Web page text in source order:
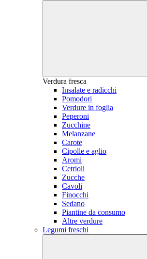
Verdura fresca
Insalate e radicchi
Pomodori
Verdure in foglia
Peperoni
Zucchine
Melanzane
Carote
Cipolle e aglio
Aromi
Cetrioli
Zucche
Cavoli
Finocchi
Sedano
Piantine da consumo
Altre verdure
Legumi freschi